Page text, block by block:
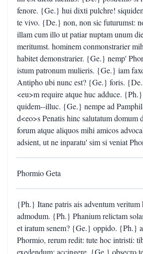
fenore. {Ge.} hui dixti pulchre!
te vivo. {De.} non, non sic futurumst:
illam cum illo ut patiar nuptam unum
meritumst. hominem conmonstrarier
habitet demonstrarier. {Ge.} nemp'
istum patronum mulieris. {Ge.} iam
Antipho ubi nunc est? {Ge.} foris.
<eu>m require atque huc adduce.
quidem--illuc. {Ge.} nempe ad
d<eo>s Penatis hinc salutatum domum
forum atque aliquos mihi amicos
adsient, ut ne inparatu' sim si veniat
Phormio Geta
{Ph.} Itane patris ais adventum
admodum. {Ph.} Phanium relictam
et iratum senem? {Ge.} oppido. {Ph.}
Phormio, rerum redit: tute hoc intristi:
exedendum: accingere. {Ge.} obsecro